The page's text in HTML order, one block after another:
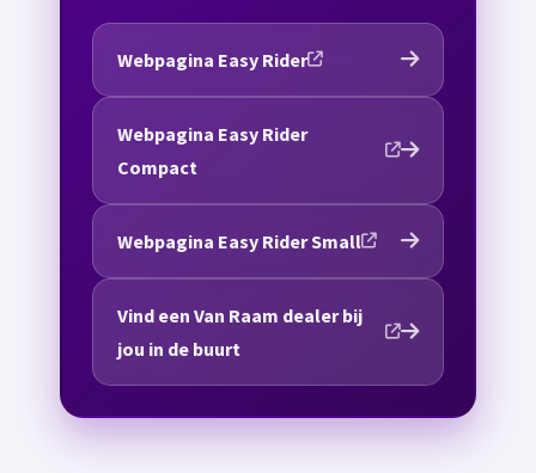
Webpagina Easy Rider
Webpagina Easy Rider
Compact
Webpagina Easy Rider Small
Vind een Van Raam dealer bij
jou in de buurt